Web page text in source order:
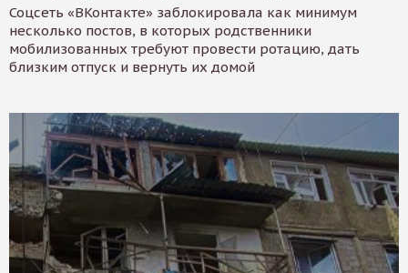
Соцсеть «ВКонтакте» заблокировала как минимум
несколько постов, в которых родственники
мобилизованных требуют провести ротацию, дать
близким отпуск и вернуть их домой